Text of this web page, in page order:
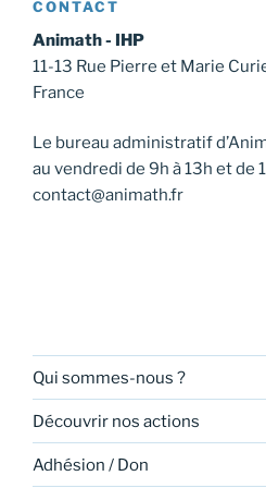
o
n
É
v
n
e
CONTACT
Animath - IHP
11-13 Rue Pierre et Marie
France
Le bureau administratif
au vendredi de 9h à 13h et de
contact@animath.fr
Qui sommes-nous ?
Découvrir nos actions
Adhésion / Don